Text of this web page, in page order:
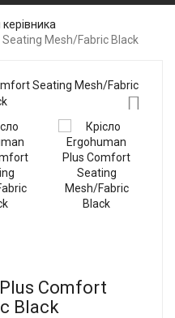
Mesh/Fabric Black
Comfort
Black